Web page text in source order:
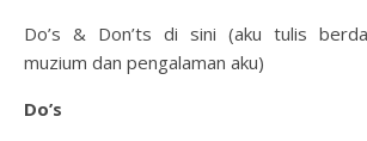
Do’s & Don’ts di sini (aku tulis
muzium dan pengalaman aku)
Do’s